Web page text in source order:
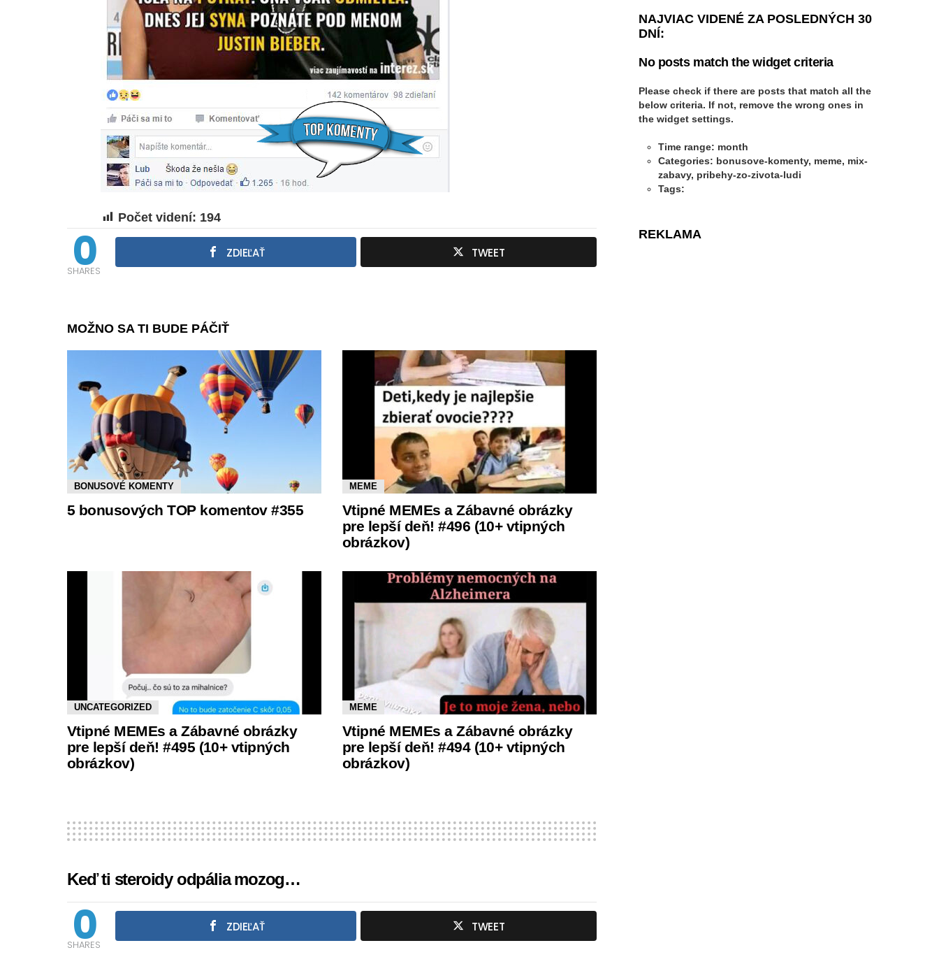
Počet videní: 194
0
SHARES
ZDIEĽAŤ TWEET
MOŽNO SA TI BUDE PÁČIŤ
BONUSOVÉ KOMENTY
5 bonusových TOP komentov #355
MEME
Vtipné MEMEs a Zábavné obrázky
pre lepší deň! #496 (10+ vtipných
obrázkov)
UNCATEGORIZED
Vtipné MEMEs a Zábavné obrázky
pre lepší deň! #495 (10+ vtipných
obrázkov)
MEME
Vtipné MEMEs a Zábavné obrázky
pre lepší deň! #494 (10+ vtipných
obrázkov)
Keď ti steroidy odpália mozog…
0
SHARES
ZDIEĽAŤ TWEET
NAJVIAC VIDENÉ ZA POSLEDNÝCH 30
DNÍ:
No posts match the widget criteria
Please check if there are posts that match all the
below criteria. If not, remove the wrong ones in
the widget settings.
Time range: month
Categories: bonusove-komenty, meme, mix-
zabavy, pribehy-zo-zivota-ludi
Tags:
REKLAMA